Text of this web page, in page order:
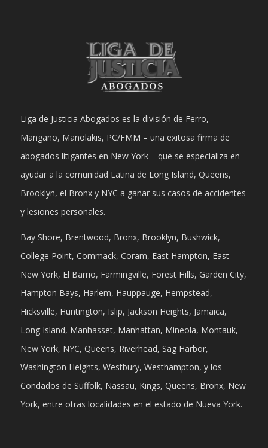
Liga de Justicia Abogados es la división de Ferro,
Mangano, Manolakis, PC/FMM – una exitosa firma de
abogados litigantes en New York – que se especializa en
ayudar a la comunidad Latina de Long Island, Queens,
Brooklyn, el Bronx y NYC a ganar sus casos de accidentes
y lesiones personales.
Bay Shore, Brentwood, Bronx, Brooklyn, Bushwick,
College Point, Commack, Coram, East Hampton, East
New York, El Barrio, Farmingville, Forest Hills, Garden City,
Hampton Bays, Harlem, Hauppauge, Hempstead,
Hicksville, Huntington, Islip, Jackson Heights, Jamaica,
Long Island, Manhasset, Manhattan, Mineola, Montauk,
New York, NYC, Queens, Riverhead, Sag Harbor,
Washington Heights, Westbury, Westhampton, y los
Condados de Suffolk, Nassau, Kings, Queens, Bronx, New
York, entre otras localidades en el estado de Nueva York.